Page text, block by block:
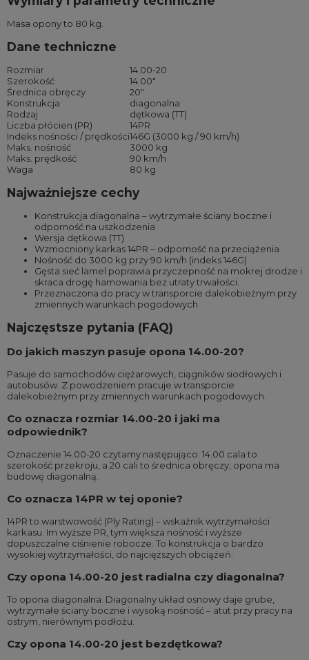
Masa opony to 80 kg.
Dane techniczne
Rozmiar
14.00-20
Szerokość
14.00″
Średnica obręczy
20″
Konstrukcja
diagonalna
Rodzaj
dętkowa (TT)
Liczba płócien (PR)
14PR
Indeks nośności / prędkości146G (3000 kg / 90 km/h)
Maks. nośność
3000 kg
Maks. prędkość
90 km/h
Waga
80 kg
Najważniejsze cechy
Konstrukcja diagonalna – wytrzymałe ściany boczne i
odporność na uszkodzenia
Wersja dętkowa (TT)
Wzmocniony karkas 14PR – odporność na przeciążenia
Nośność do 3000 kg przy 90 km/h (indeks 146G)
Gęsta sieć lamel poprawia przyczepność na mokrej drodze i
skraca drogę hamowania bez utraty trwałości.
Przeznaczona do pracy w transporcie dalekobieżnym przy
zmiennych warunkach pogodowych
Najczęstsze pytania (FAQ)
Do jakich maszyn pasuje opona 14.00-20?
Pasuje do samochodów ciężarowych, ciągników siodłowych i
autobusów. Z powodzeniem pracuje w transporcie
dalekobieżnym przy zmiennych warunkach pogodowych.
Co oznacza rozmiar 14.00-20 i jaki ma
odpowiednik?
Oznaczenie 14.00-20 czytamy następująco: 14.00 cala to
szerokość przekroju, a 20 cali to średnica obręczy; opona ma
budowę diagonalną.
Co oznacza 14PR w tej oponie?
14PR to warstwowość (Ply Rating) – wskaźnik wytrzymałości
karkasu. Im wyższe PR, tym większa nośność i wyższe
dopuszczalne ciśnienie robocze. To konstrukcja o bardzo
wysokiej wytrzymałości, do najcięższych obciążeń.
Czy opona 14.00-20 jest radialna czy diagonalna?
To opona diagonalna. Diagonalny układ osnowy daje grube,
wytrzymałe ściany boczne i wysoką nośność – atut przy pracy na
ostrym, nierównym podłożu.
Czy opona 14.00-20 jest bezdętkowa?